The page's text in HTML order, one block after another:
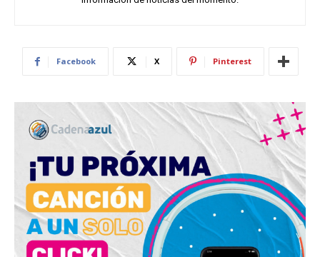
Facebook X Pinterest